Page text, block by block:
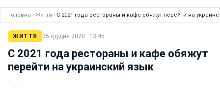
Головна › Життя › С 2021 года рестораны и кафе обяжут перейти на
ЖИТТЯ 05 грудня 2020 · 13:45
С 2021 года рестораны и кафе обяжут
перейти на украинский язык